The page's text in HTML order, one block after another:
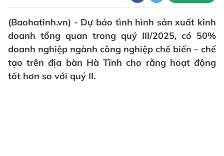
(Baohatinh.vn) - Dự báo tình hình sản xuất kinh
doanh tổng quan trong quý III/2025, có 50%
doanh nghiệp ngành công nghiệp chế biến – chế
tạo trên địa bàn Hà Tĩnh cho rằng hoạt động
tốt hơn so với quý II.